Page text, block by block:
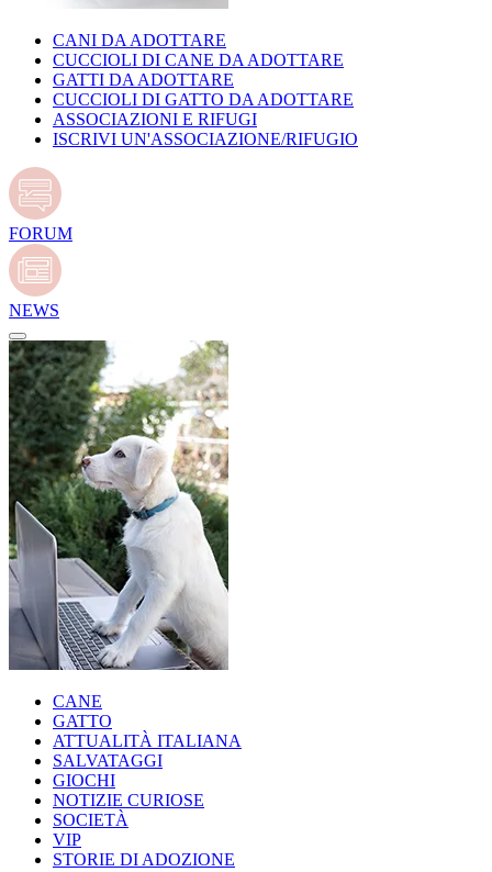
CANI DA ADOTTARE
CUCCIOLI DI CANE DA ADOTTARE
GATTI DA ADOTTARE
CUCCIOLI DI GATTO DA ADOTTARE
ASSOCIAZIONI E RIFUGI
ISCRIVI UN'ASSOCIAZIONE/RIFUGIO
FORUM
NEWS
CANE
GATTO
ATTUALITÀ ITALIANA
SALVATAGGI
GIOCHI
NOTIZIE CURIOSE
SOCIETÀ
VIP
STORIE DI ADOZIONE